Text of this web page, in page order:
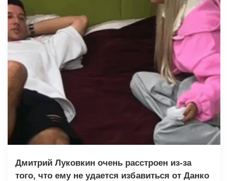
Дмитрий Луковкин очень расстроен из-за
того, что ему не удается избавиться от Данко